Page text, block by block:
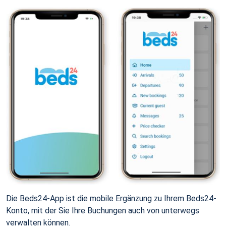
Die Beds24-App ist die mobile Ergänzung zu Ihrem Beds24-
Konto, mit der Sie Ihre Buchungen auch von unterwegs
verwalten können.